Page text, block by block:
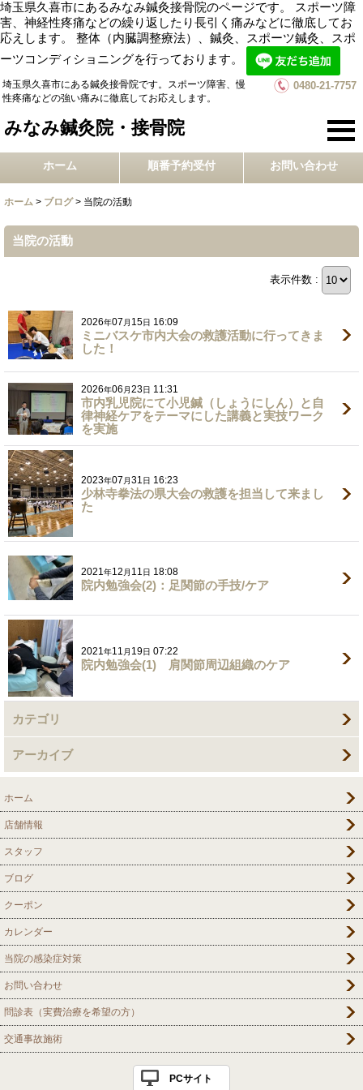
埼玉県久喜市にあるみなみ鍼灸接骨院のページです。 スポーツ障
害、神経性疼痛などの繰り返したり長引く痛みなどに徹底してお
応えします。 整体（内臓調整療法）、鍼灸、スポーツ鍼灸、スポ
ーツコンディショニングを行っております。
埼玉県久喜市にある鍼灸接骨院です。スポーツ障害、慢
性疼痛などの強い痛みに徹底してお応えします。
0480-21-7757
みなみ鍼灸院・接骨院
ホーム 順番予約受付 お問い合わせ
ホーム > ブログ > 当院の活動
当院の活動
表示件数 :
2026年07 月 15日 16:09
ミニバスケ市内大会の救護活動に行ってきま
した！
2026年06 月23日 11:31
市内乳児院にて小児鍼（しょうにしん）と自
律神経ケアをテーマにした講義と実技ワーク
を実施
2023年07 月31日 16:23
少林寺拳法の県大会の救護を担当して来まし
た
2021年12 月 11日 18:08
院内勉強会(2)：足関節の手技/ケア
2021年11 月 19日 07:22
院内勉強会(1) 肩関節周辺組織のケア
カテゴリ
アーカイブ
ホーム
店舗情報
スタッフ
ブログ
クーポン
カレンダー
当院の感染症対策
お問い合わせ
問診表（実費治療を希望の方）
交通事故施術
PCサイト